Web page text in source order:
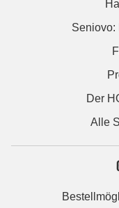
Seniovo:
Der
Alle